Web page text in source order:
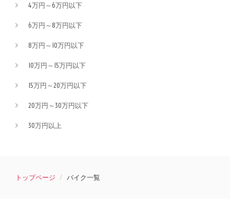
4万円～6万円以下
6万円～8万円以下
8万円～10万円以下
10万円～15万円以下
15万円～20万円以下
20万円～30万円以下
30万円以上
トップページ バイク一覧